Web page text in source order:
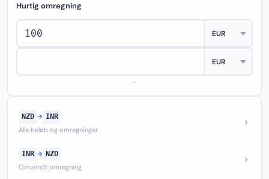
Hurtig omregning
—
NZD → INR
Alle beløb og omregninger
INR → NZD
Omvendt omregning